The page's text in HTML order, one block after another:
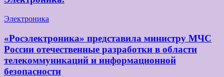
Электроника
«Росэлектроника» представила министру МЧС
России отечественные разработки в области
телекоммуникаций и информационной
безопасности